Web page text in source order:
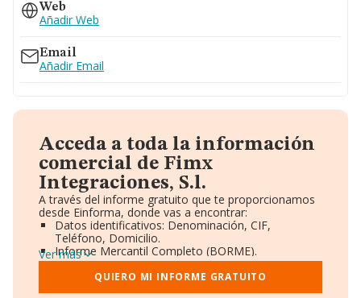
Web
Añadir Web
Email
Añadir Email
Acceda a toda la información
comercial de Fimx
Integraciones, S.l.
A través del informe gratuito que te proporcionamos
desde Einforma, donde vas a encontrar:
Datos identificativos: Denominación, CIF,
Teléfono, Domicilio.
Informe Mercantil Completo (BORME).
Gráficos de Evolución Ventas y Empleados.
Consejo de Administración y Administradores.
Directivos y Ejecutivos.
Ver más
QUIERO MI INFORME GRATUITO